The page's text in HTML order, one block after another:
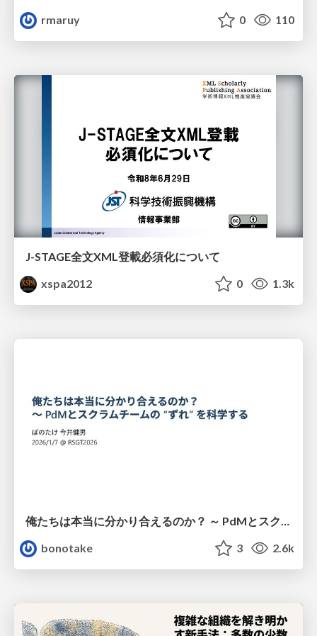
rmaruy
0 110
J-STAGE全文XML登載必須化について
xspa2012
0 1.3k
bonotake
3 2.6k